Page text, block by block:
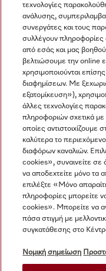
Προβολή όλων
Πλοήγηση
Υπηρεσιες
τεχνολογίες
ανάλυσης,
συνεργάτες και τους
συλλέγουν πληροφορίες
από εσάς και μας
βελτιώσουμε την online
χρησιμοποιούνται
διαφημίσεων. Με
εξατομίκευση»),
άλλες τεχνολογίες
πληροφοριών σχετικά
οποίες
καλύτερα το
διαφόρων καναλιών.
cookies», συναινείτε σε
να αποδεχτείτε μόνο τα
επιλέξτε «Μόνο
πληροφορίες μπορείτε
cookies». Μπορείτε να
πάσα στιγμή με
συγκατάθεσης στο
Νομική σημείωση